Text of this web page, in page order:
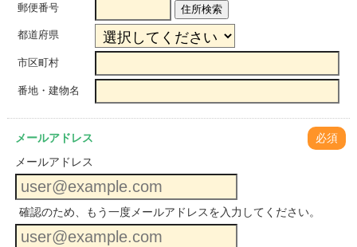
郵便番号 住所検索
都道府県
市区町村
番地・建物名
メールアドレス
必須
メールアドレス
確認のため、もう一度メールアドレスを入力してください。